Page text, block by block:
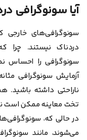
آیا سونوگرافی
سونوگرافی‌های خارجی
دردناک نیستند. چرا
سونوگرافی را احساس
آزمایش سونوگرافی
ناراحتی داشته باشید.
تخت معاینه ممکن است
در حالی که،
می‌شوند، مانند